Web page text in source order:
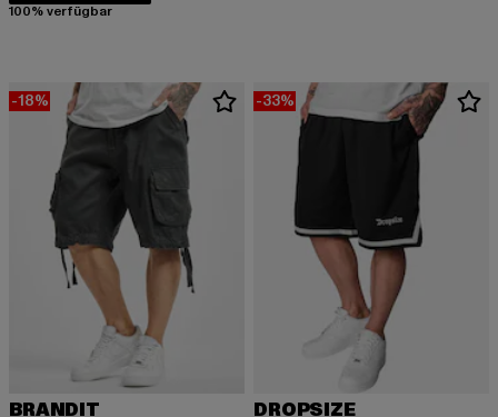
100% verfügbar
-18%
BRANDIT
-33%
DROPSIZE